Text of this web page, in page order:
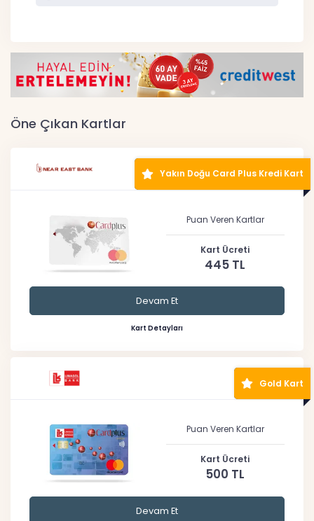
Öne Çıkan Kartlar
Yakın Doğu Card Plus Kredi Kart
Puan Veren Kartlar
Kart Ücreti
445 TL
Devam Et
Kart Detayları
Gold Kart
Puan Veren Kartlar
Kart Ücreti
500 TL
Devam Et